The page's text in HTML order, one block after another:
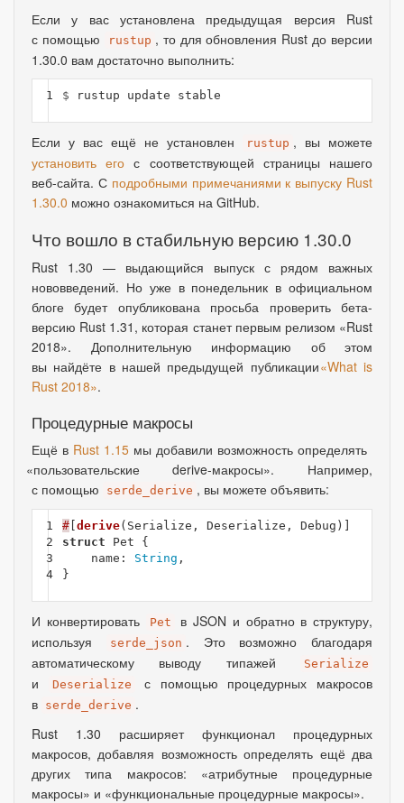
Если у вас установлена предыдущая версия Rust
с помощью
rustup , то для обновления Rust до версии
1.30.0 вам достаточно выполнить:
1 $
Если у вас ещё не установлен rustup , вы можете
установить его с соответствующей страницы нашего
веб-сайта. С подробными примечаниями к выпуску Rust
1.30.0 можно ознакомиться на GitHub.
Что вошло в стабильную версию 1.30.0
Rust 1.30 — выдающийся выпуск с рядом важных
нововведений. Но уже в понедельник в официальном
блоге будет опубликована просьба проверить бета-
версию Rust 1.31, которая станет первым релизом «Rust
2018». Дополнительную информацию об этом
вы найдёте в нашей предыдущей публикации«What is
Rust 2018».
Процедурные макросы
Ещё в Rust 1.15мы добавили возможность определять
«пользовательские derive-макросы». Например,
с помощью
serde_derive , вы можете объявить:
1
2
3
4
#[ derive( Serialize , Deserialize , Debug )]
struct
Pet
{
name : String ,
}
И конвертировать Pet в JSON и обратно в структуру,
используя
serde_json . Это возможно благодаря
автоматическому выводу типажей
Serialize
и Deserialize
с помощью процедурных макросов
в serde_derive .
Rust 1.30 расширяет функционал процедурных
макросов, добавляя возможность определять ещё два
других типа макросов:
«атрибутные процедурные
макросы» и «функциональные процедурные макросы».